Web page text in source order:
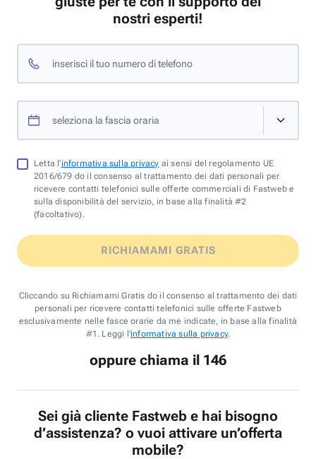
nostri esperti!
inserisci il tuo numero di telefono
seleziona la fascia oraria
Letta l'informativa sulla privacy ai sensi del regolamento UE
2016/679 do il consenso al trattamento dei dati personali per
ricevere contatti telefonici sulle offerte commerciali di Fastweb e
sulla disponibilità del servizio, in base alla finalità #2
(facoltativo).
RICHIAMAMI GRATIS
Cliccando su Richiamami Gratis do il consenso al trattamento dei dati
personali per ricevere contatti telefonici sulle offerte Fastweb
esclusivamente nelle fasce orarie da me indicate, in base alla finalità
#1. Leggi l'informativa sulla privacy.
oppure chiama il 146
Sei già cliente Fastweb e hai bisogno
d’assistenza? o vuoi attivare un’offerta
mobile?